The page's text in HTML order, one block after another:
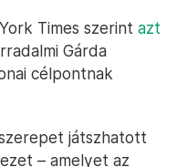
Times szerint azt
Gárda
célpontnak
játszhatott
– amelyet az